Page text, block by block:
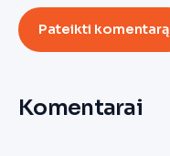
Pateikti komentarą
Komentarai